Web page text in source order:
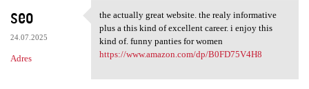
seo
24.07.2025
Adres
the actually great website.
the actually great website. the realy informative
plus a this kind of excellent career. i enjoy this
kind of. funny panties for women
https://www.amazon.com/dp/B0FD75V4H8